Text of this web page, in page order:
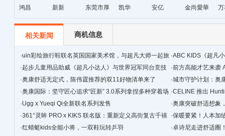
鸿昌
新新
东莞市厚
街天逸皮
革
凯华 安亿 金尚愛華
相关新闻 商机信息
·uin彩绘旅行鞋联名英国国家美术馆，与超凡大师一起旅
行
·ABC KIDS《超凡
·起步儿童用品助威《超凡小达人》与世界冠军同台竞技 ·前方高能才艺来袭
·奥康舒适无定式，陈伟霆推荐的双11好物清单来了 ·城市守护计划：奥
·奥康国际：坚守匠心追求“匠新” 3.0系列拿捏多种穿着场
景
·CELINE 推出
·Ugg x Yueqi Qi全新联名系列发售 ·奥康突破舒适想象
·361°灵眸 PRO x KIKS 联名版：重新定义高街复古千禧
跑鞋
·保暖要紧！人本加
·红蜻蜓kids全能小将，一双鞋玩转乒羽 ·卓诗尼走进舒适圈